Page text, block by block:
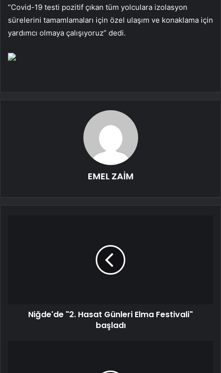
“Covid-19 testi pozitif çıkan tüm yolculara izolasyon
sürelerini tamamlamaları için özel ulaşım ve konaklama için
yardımcı olmaya çalışıyoruz” dedi.
EMEL ZAİM
Niğde'de "2. Hasat Günleri Elma Festivali"
başladı